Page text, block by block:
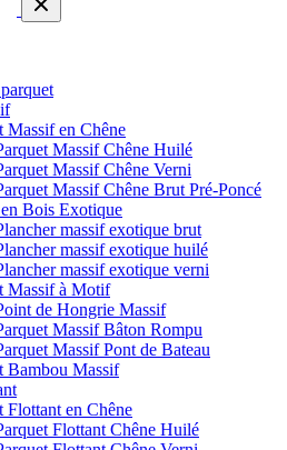
Massif en Chêne
Massif Chêne Huilé
Massif Chêne Verni
Massif Chêne Brut Pré-Poncé
Bois Exotique
massif exotique brut
massif exotique huilé
massif exotique verni
Massif à Motif
de Hongrie Massif
Massif Bâton Rompu
Massif Pont de Bateau
Bambou Massif
Flottant en Chêne
Flottant Chêne Huilé